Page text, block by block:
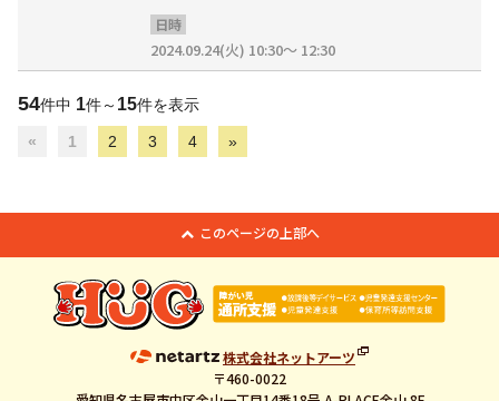
日時
2024.09.24(火) 10:30～ 12:30
54件中 1件～ 15件を表示
« 1 2 3 4 »
このページの上部へ
株式会社ネットアーツ
〒460-0022